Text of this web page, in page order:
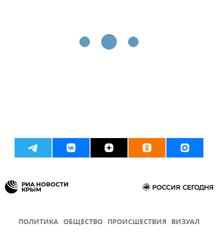
ПОЛИТИКА ОБЩЕСТВО ПРОИСШЕСТВИЯ ВИЗУАЛ